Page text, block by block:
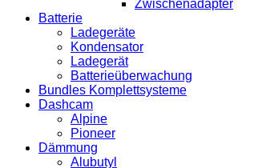
Zwischenadapter
Batterie
Ladegeräte
Kondensator
Ladegerät
Batterieüberwachung
Bundles Komplettsysteme
Dashcam
Alpine
Pioneer
Dämmung
Alubutyl